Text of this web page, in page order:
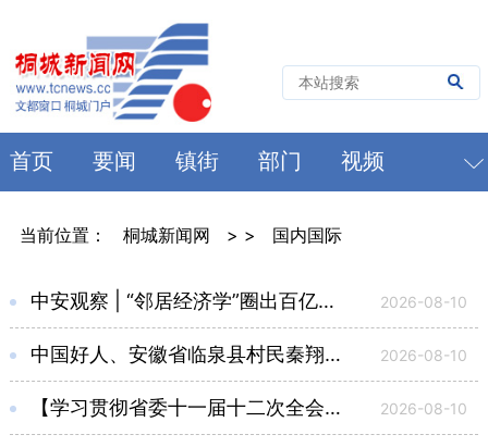
首页 要闻 镇街 部门 视频
当前位置： 桐城新闻网 > > 国内国际
中安观察 | “邻居经济学”圈出百亿产业走廊 2026-08-10
中国好人、安徽省临泉县村民秦翔—— 硬笔书法涵养更多村里娃（守望） 2026-08-10
【学习贯彻省委十一届十二次全会精神】 在认清形势中保持清醒头脑 把安徽发展不断推向更高水平更高质量 ——省委十一届十二次全会在全省党员干部中引发热烈反响 2026-08-10